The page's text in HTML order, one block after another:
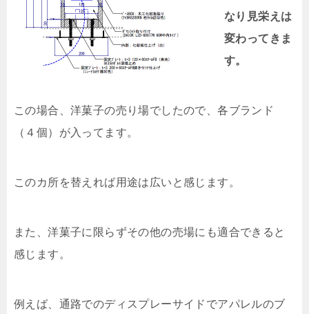
なり見栄えは
変わってきま
す。
この場合、洋菓子の売り場でしたので、各ブランド
（４個）が入ってます。
このカ所を替えれば用途は広いと感じます。
また、洋菓子に限らずその他の売場にも適合できると
感じます。
例えば、通路でのディスプレーサイドでアパレルのブ